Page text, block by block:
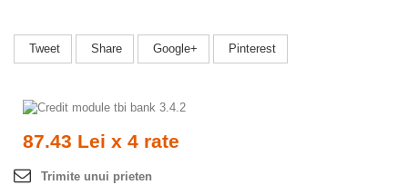
Tweet Share Google+ Pinterest
87.43 Lei x 4 rate
Trimite unui prieten